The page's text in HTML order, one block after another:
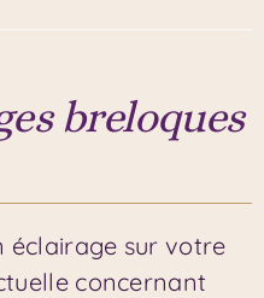
breloques
éclairage sur votre
concernant